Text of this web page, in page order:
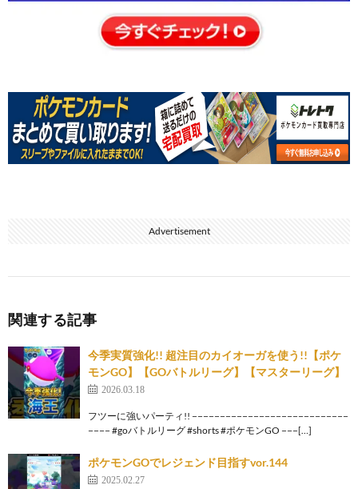
Advertisement
関連する記事
今季実質強化!! 超注目のカイオーガを使う!!【ポケ
モンGO】【GOバトルリーグ】【マスターリーグ】
2026.03.18
フツーに強いパーティ!! −−−−−−−−−−−−−−−−−−−−−−−−−−−−
−−−− #goバトルリーグ #shorts #ポケモンGO −−−[…]
ポケモンGOでレジェンド目指すvor.144
2025.02.27